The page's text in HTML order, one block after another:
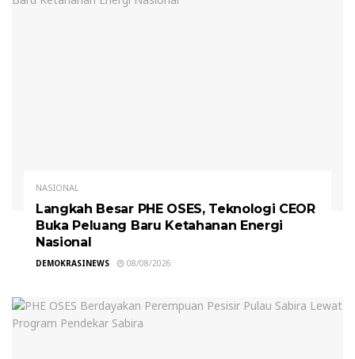
NASIONAL
Langkah Besar PHE OSES, Teknologi CEOR
Buka Peluang Baru Ketahanan Energi
Nasional
DEMOKRASINEWS 08/08/2026